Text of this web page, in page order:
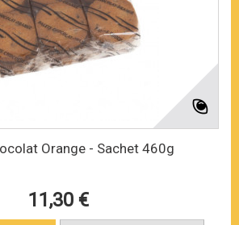
Orange - Sachet 460g
11,30 €